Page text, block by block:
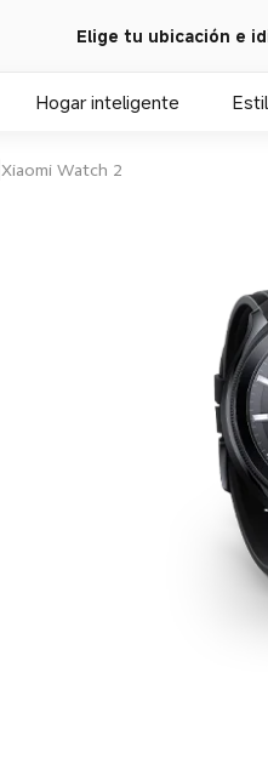
Elige tu ubicación e
Hogar inteligente
Xiaomi Watch 2